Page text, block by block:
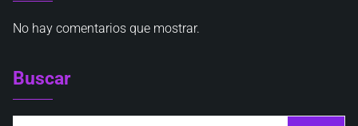
No hay comentarios que mostrar.
Buscar